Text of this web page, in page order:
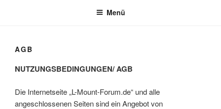
Menü
AGB
NUTZUNGSBEDINGUNGEN/ AGB
Die Internetseite „L-Mount-Forum.de“ und alle
angeschlossenen Seiten sind ein Angebot von